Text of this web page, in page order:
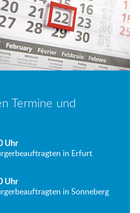
Termine und
Uhr
in Erfurt
Uhr
in Sonneberg